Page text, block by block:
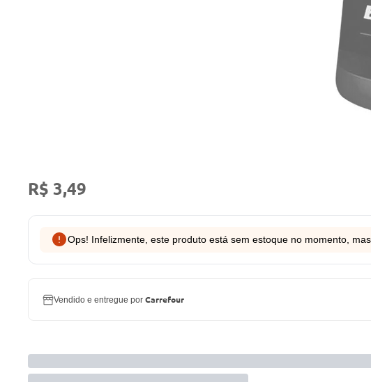
R$ 3,49
Ops! Infelizmente, este produto está sem estoque no momento,
Vendido e entregue por Carrefour